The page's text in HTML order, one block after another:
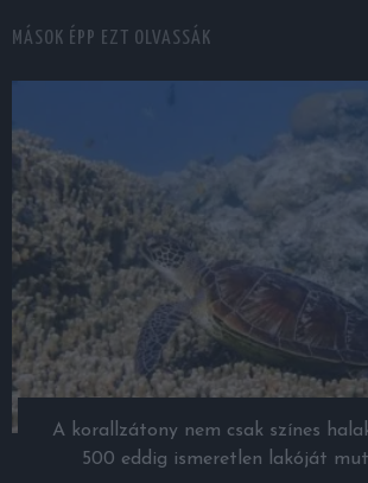
MÁSOK ÉPP EZT OLVASSÁK
A korallzátony nem csak színes
500 eddig ismeretlen lakóját